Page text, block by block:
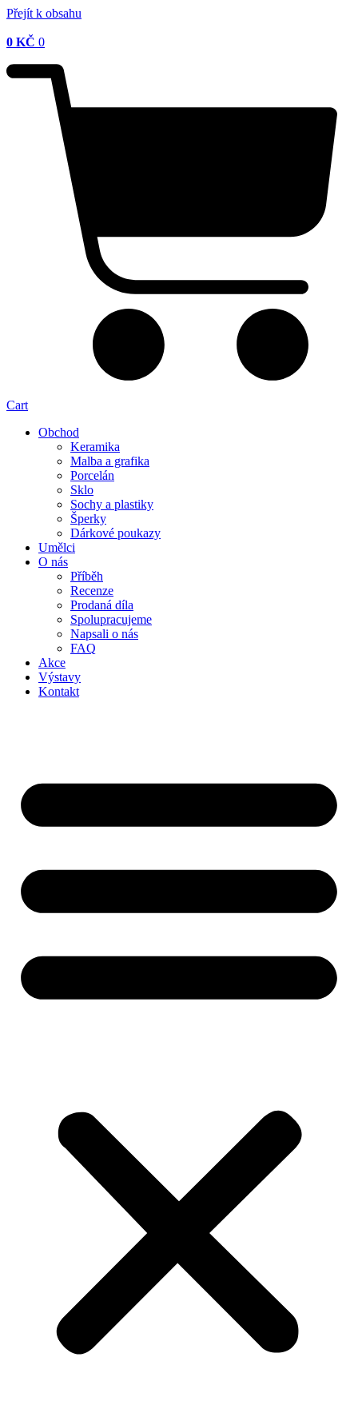
Přejít k obsahu
0 KČ 0
Cart
Obchod
Keramika
Malba a grafika
Porcelán
Sklo
Sochy a plastiky
Šperky
Dárkové poukazy
Umělci
O nás
Příběh
Recenze
Prodaná díla
Spolupracujeme
Napsali o nás
FAQ
Akce
Výstavy
Kontakt